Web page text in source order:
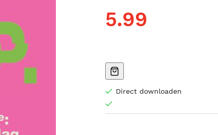
5.99
Direct downloaden